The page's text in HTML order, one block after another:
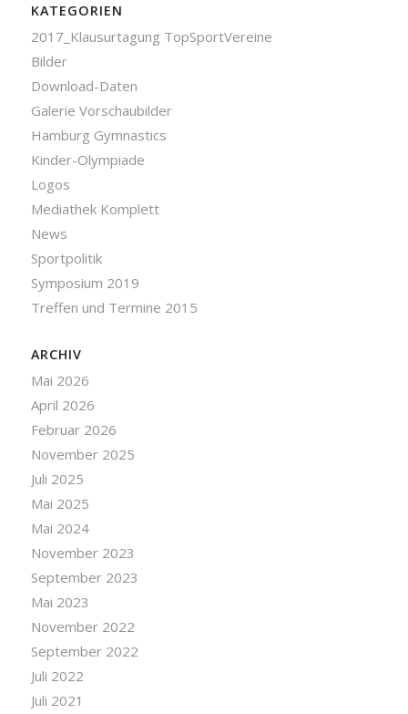
KATEGORIEN
2017_Klausurtagung TopSportVereine
Bilder
Download-Daten
Galerie Vorschaubilder
Hamburg Gymnastics
Kinder-Olympiade
Logos
Mediathek Komplett
News
Sportpolitik
Symposium 2019
Treffen und Termine 2015
ARCHIV
Mai 2026
April 2026
Februar 2026
November 2025
Juli 2025
Mai 2025
Mai 2024
November 2023
September 2023
Mai 2023
November 2022
September 2022
Juli 2022
Juli 2021